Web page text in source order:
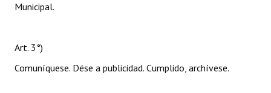
Municipal.
Art. 3°)
Comuníquese. Dése a publicidad. Cumplido, archívese.